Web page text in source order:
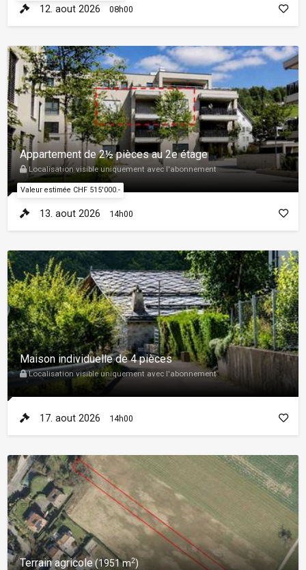
12. aout 2026 08h00
Valeur estimée CHF 515'000.-
Appartement de 2½ pièces au 2e étage
Localisation visible uniquement avec l'abonnement
13. aout 2026 14h00
Maison individuelle de 4 pièces
Localisation visible uniquement avec l'abonnement
17. aout 2026 14h00
Terrain agricole(1951 m2)